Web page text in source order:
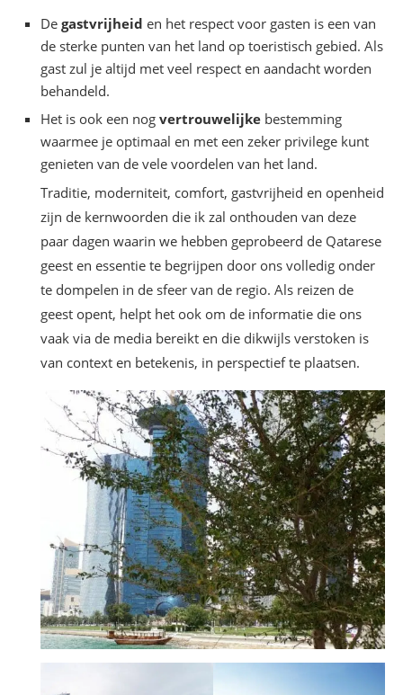
De gastvrijheid en het respect voor gasten is een van
de sterke punten van het land op toeristisch gebied. Als
gast zul je altijd met veel respect en aandacht worden
behandeld.
Het is ook een nog vertrouwelijke bestemming
waarmee je optimaal en met een zeker privilege kunt
genieten van de vele voordelen van het land.
Traditie, moderniteit, comfort, gastvrijheid en openheid
zijn de kernwoorden die ik zal onthouden van deze
paar dagen waarin we hebben geprobeerd de Qatarese
geest en essentie te begrijpen door ons volledig onder
te dompelen in de sfeer van de regio. Als reizen de
geest opent, helpt het ook om de informatie die ons
vaak via de media bereikt en die dikwijls verstoken is
van context en betekenis, in perspectief te plaatsen.